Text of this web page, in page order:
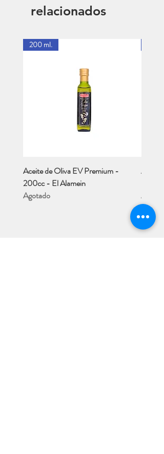
relacionados
200 ml.
Aceite de Oliva EV Premium -
200cc - El Alamein
Agotado
Aceite
Agotado